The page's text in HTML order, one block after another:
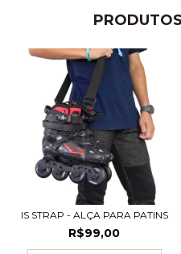
IS STRAP - ALÇA PARA PATINS
R$99,00